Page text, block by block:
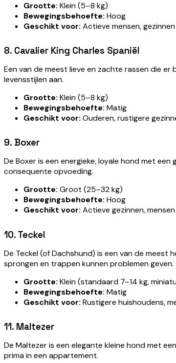
Grootte: Klein (5–8 kg)
Bewegingsbehoefte: Hoog
Geschikt voor: Actieve mensen,
8. Cavalier King Charles Spaniël
Een van de meest lieve en zachte rassen die
levensstijlen aan.
Grootte: Klein (5–8 kg)
Bewegingsbehoefte: Matig
Geschikt voor: Ouderen, rustigere
9. Boxer
De Boxer is een energieke, loyale hond met
consequente opvoeding.
Grootte: Groot (25–32 kg)
Bewegingsbehoefte: Hoog
Geschikt voor: Actieve gezinnen,
10. Teckel
De Teckel (of Dachshund) is een van de meest
sprongen en trappen kunnen problemen geven.
Grootte: Klein (standaard 7–14 kg,
Bewegingsbehoefte: Matig
Geschikt voor: Rustigere huishoudens,
11. Maltezer
De Maltezer is een elegante kleine hond met
prima in een appartement.